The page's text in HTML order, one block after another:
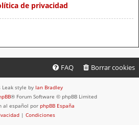
de privacidad
Borrar cookies
FAQ
Leak style by Ian Bradley
® Forum Software © phpBB Limited
al español por phpBB España
| Condiciones